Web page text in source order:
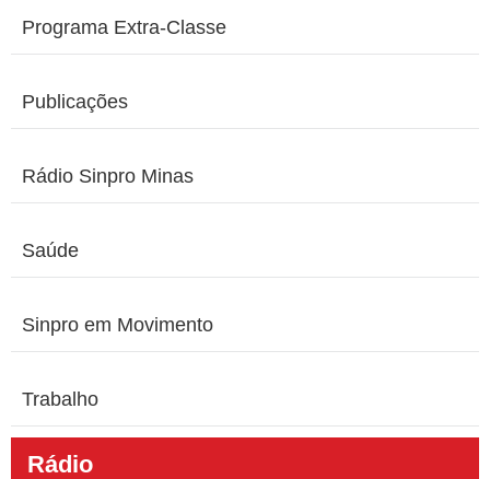
Programa Extra-Classe
Publicações
Rádio Sinpro Minas
Saúde
Sinpro em Movimento
Trabalho
Rádio